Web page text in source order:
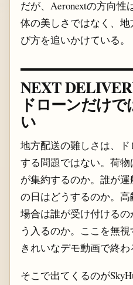
だが、Aeronextの方向
体の美しさではなく、
び方を追いかけている。
NEXT
ドローンだけ
い
地方配送の難しさは、
する問題ではない。荷
が集約するのか。誰が
の日はどうするのか。
場合は誰が受け付ける
う入るのか。ここを無
きれいなデモ動画で終わ
そこで出てくるのが